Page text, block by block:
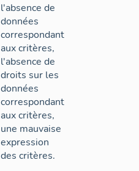
l'absence de
données
correspondant
aux critères,
l'absence de
droits sur les
données
correspondant
aux critères,
une mauvaise
expression
des critères.